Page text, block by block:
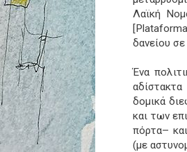
Λαϊκή
δανείου
Ένα
δομικά
και των
πόρτα–
(με